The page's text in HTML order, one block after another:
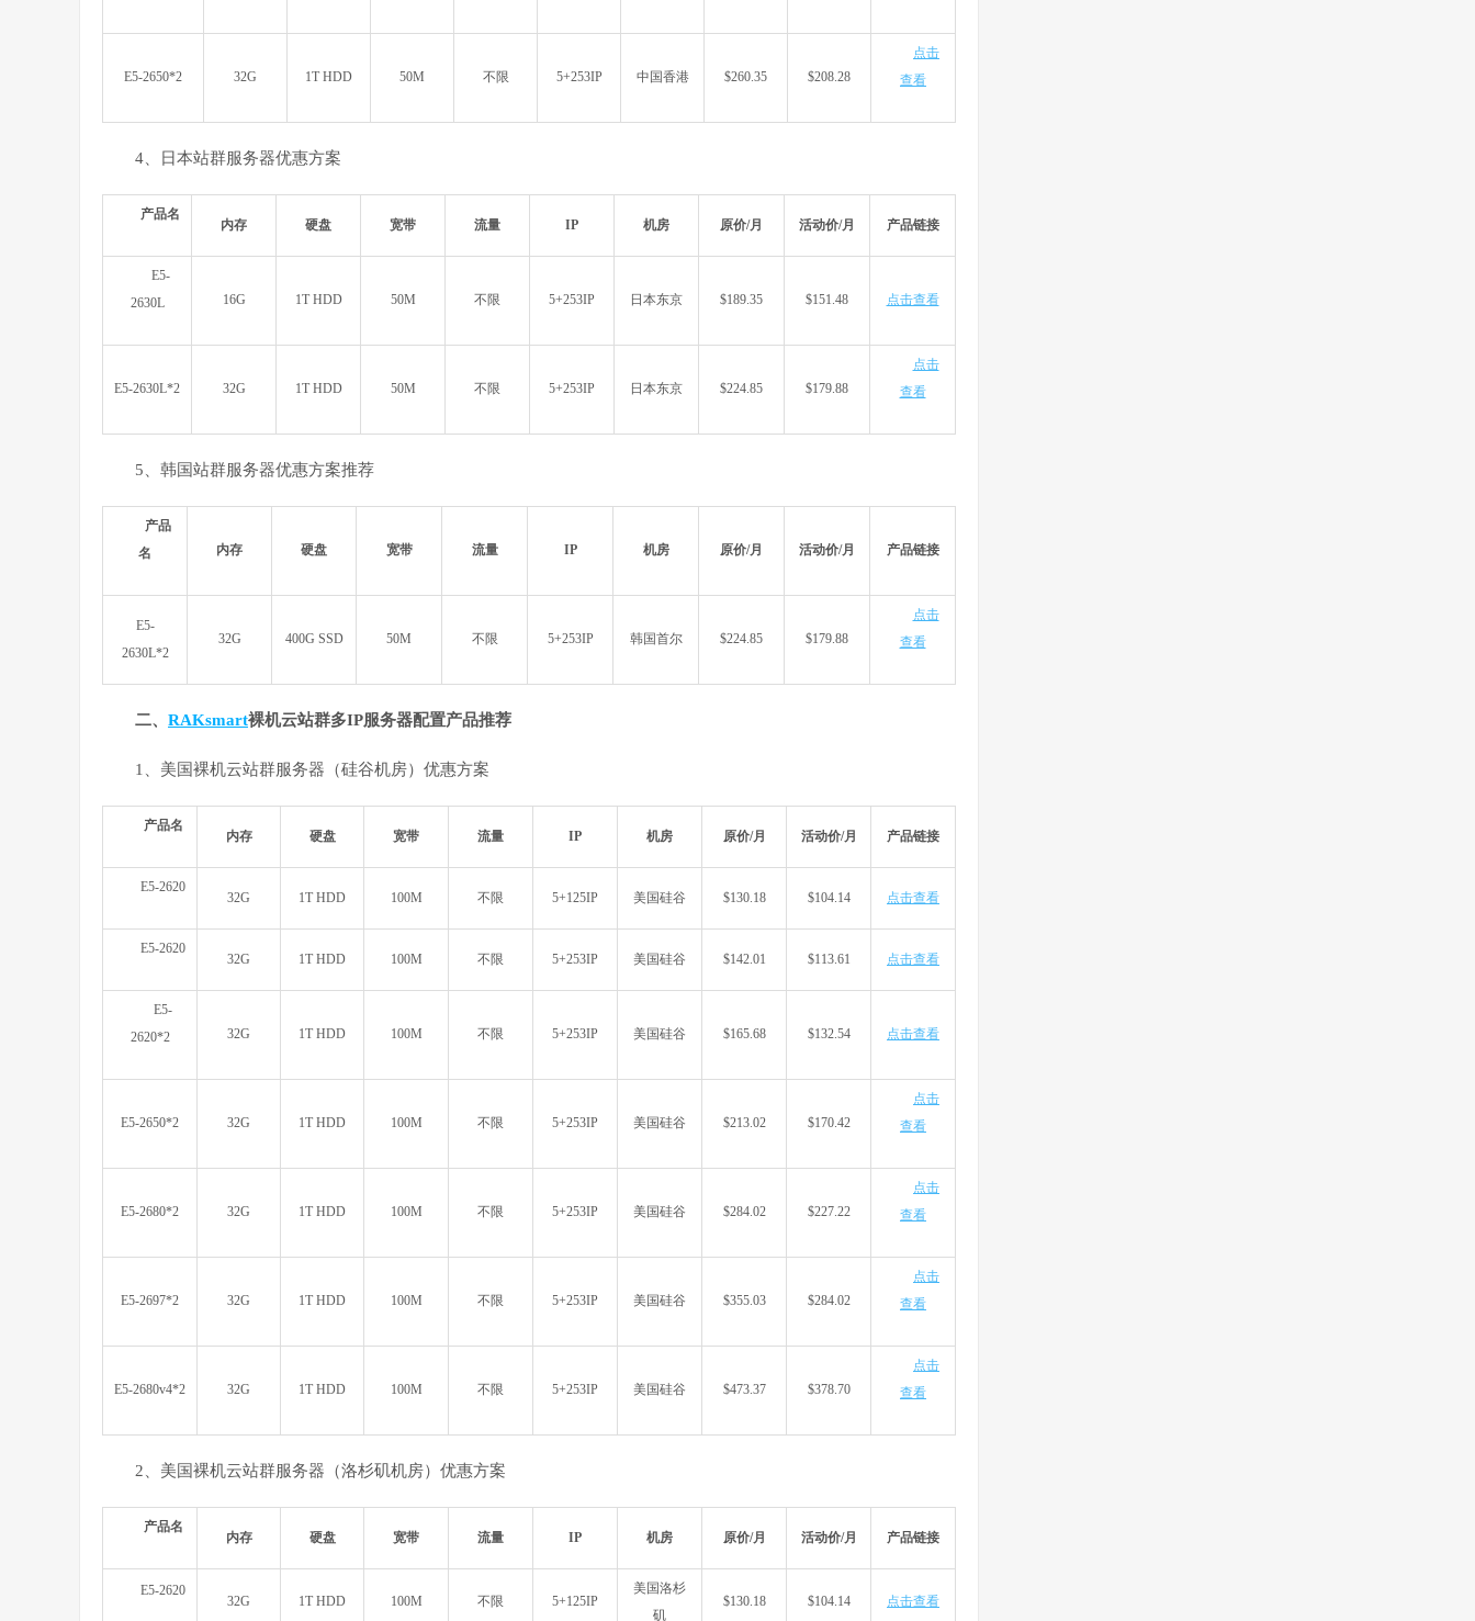
E5-2650*2 32G 1T HDD 50M 不限 5+253IP 中国香港 $260.35 $208.28
点击
查看
4、日本站群服务器优惠方案
产品名
内存 硬盘 宽带 流量 IP 机房 原价/月 活动价/月 产品链接
E5-
2630L
16G 1T HDD 50M 不限 5+253IP 日本东京 $189.35 $151.48 点击查看
E5-2630L*2 32G 1T HDD 50M 不限 5+253IP 日本东京 $224.85 $179.88
点击
查看
5、韩国站群服务器优惠方案推荐
产品
名
内存 硬盘 宽带 流量 IP 机房 原价/月 活动价/月 产品链接
E5-
2630L*2
32G 400G SSD 50M 不限 5+253IP 韩国首尔 $224.85 $179.88
点击
查看
二、 RAKsmart裸机云站群多IP服务器配置产品推荐
1、美国裸机云站群服务器（硅谷机房）优惠方案
产品名
内存 硬盘 宽带 流量 IP 机房 原价/月 活动价/月 产品链接
E5-2620
32G 1T HDD 100M 不限 5+125IP 美国硅谷 $130.18 $104.14 点击查看
E5-2620
32G 1T HDD 100M 不限 5+253IP 美国硅谷 $142.01 $113.61 点击查看
E5-
2620*2
32G 1T HDD 100M 不限 5+253IP 美国硅谷 $165.68 $132.54 点击查看
E5-2650*2 32G 1T HDD 100M 不限 5+253IP 美国硅谷 $213.02 $170.42
点击
查看
E5-2680*2 32G 1T HDD 100M 不限 5+253IP 美国硅谷 $284.02 $227.22
点击
查看
E5-2697*2 32G 1T HDD 100M 不限 5+253IP 美国硅谷 $355.03 $284.02
点击
查看
E5-2680v4*2 32G 1T HDD 100M 不限 5+253IP 美国硅谷 $473.37 $378.70
点击
查看
2、美国裸机云站群服务器（洛杉矶机房）优惠方案
产品名
内存 硬盘 宽带 流量 IP 机房 原价/月 活动价/月 产品链接
E5-2620
32G 1T HDD 100M 不限 5+125IP
美国洛杉
矶
$130.18 $104.14 点击查看